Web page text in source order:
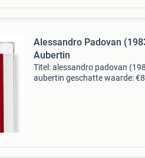
Alessandro Padovan
Aubertin
Titel: alessandro padovan
aubertin geschatte waarde: